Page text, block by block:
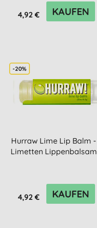
4,92 € KAUFEN
-20%
Hurraw Lime Lip Balm -
Limetten Lippenbalsam
4,92 € KAUFEN